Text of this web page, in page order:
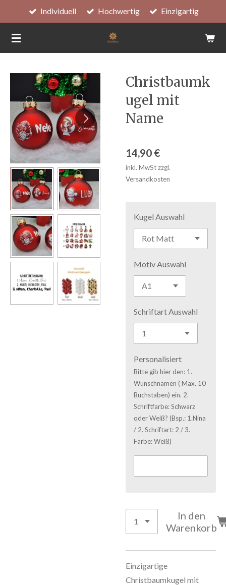
Hauptinhalt
springen
Individuell Hochwertig Einzigartig
Christbaumk
ugel mit
Name
14,90 €
inkl. MwSt zzgl.
Versandkosten
Kugel Auswahl
Motiv Auswahl
Schriftart Auswahl
Personalisiert
Bitte gib hier den: 1.
Wunschnamen ( Max. 10
Buchstaben) ein. 2.
Schriftfarbe: Schwarz
oder Weiß? (Bsp.: 1.Nina
/ 2. Schriftart: 2 / 3.
Farbe: Weiß)
In den
Warenkorb
Einzigartige
Christbaumkugel mit